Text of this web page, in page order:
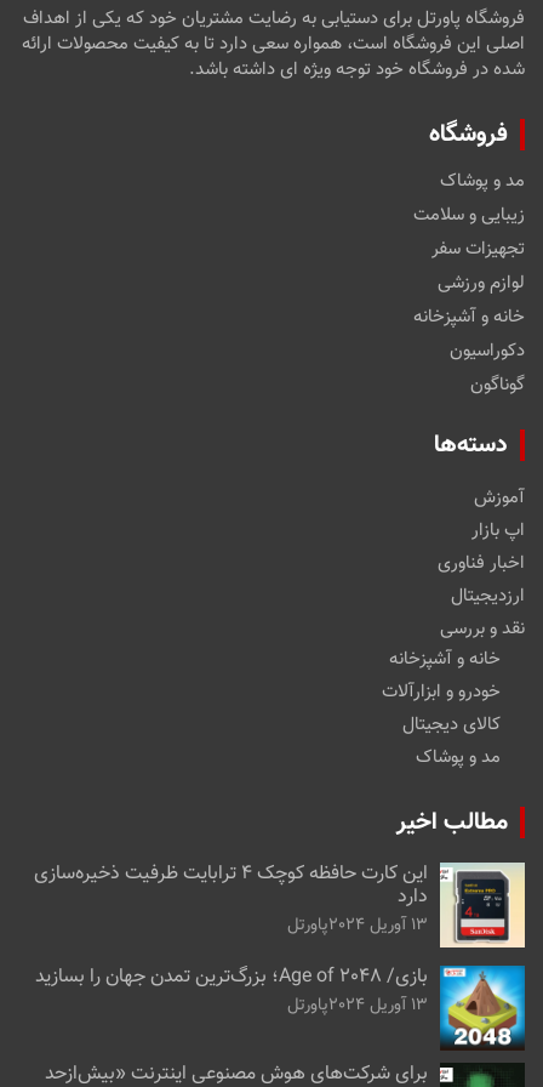
فروشگاه پاورتل برای دستیابی به رضایت مشتریان خود که یکی از اهداف
اصلی این فروشگاه است، همواره سعی دارد تا به کیفیت محصولات ارائه
شده در فروشگاه خود توجه ویژه ای داشته باشد.
فروشگاه
مد و پوشاک
زیبایی و سلامت
تجهیزات سفر
لوازم ورزشی
خانه و آشپزخانه
دکوراسیون
گوناگون
دسته‌ها
آموزش
اپ بازار
اخبار فناوری
ارزدیجیتال
نقد و بررسی
خانه و آشپزخانه
خودرو و ابزارآلات
کالای دیجیتال
مد و پوشاک
مطالب اخیر
این کارت حافظه کوچک ۴ ترابایت ظرفیت ذخیره‌سازی
دارد
13 آوریل 2024 پاورتل
بازی/ Age of 2048؛ بزرگ‌ترین تمدن جهان را بسازید
13 آوریل 2024 پاورتل
برای شرکت‌های هوش مصنوعی اینترنت «بیش‌از‌حد